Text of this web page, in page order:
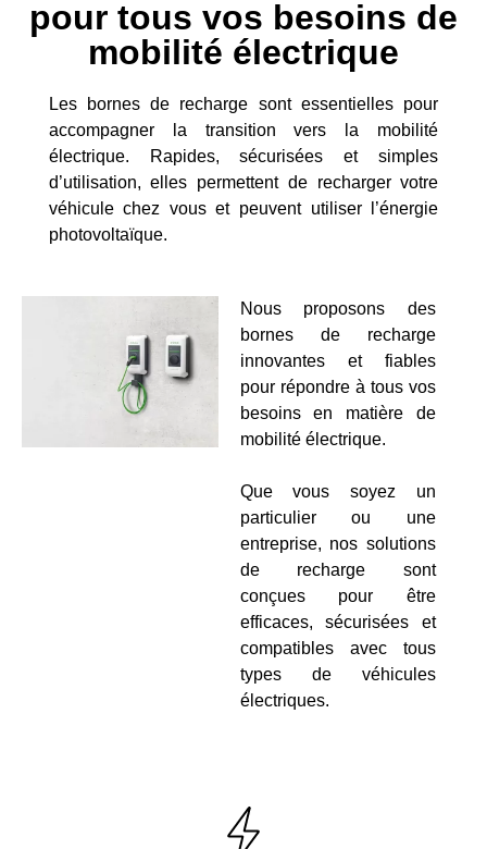
pour tous vos besoins de
mobilité électrique
Les bornes de recharge sont essentielles pour
accompagner la transition vers la mobilité
électrique. Rapides, sécurisées et simples
d’utilisation, elles permettent de recharger votre
véhicule chez vous et peuvent utiliser l’énergie
photovoltaïque.
Nous proposons des
bornes de recharge
innovantes et fiables
pour répondre à tous vos
besoins en matière de
mobilité électrique.
Que vous soyez un
particulier ou une
entreprise, nos solutions
de recharge sont
conçues pour être
efficaces, sécurisées et
compatibles avec tous
types de véhicules
électriques.